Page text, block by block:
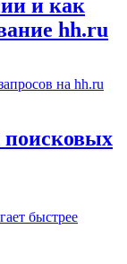
и как
hh.ru
поисковых